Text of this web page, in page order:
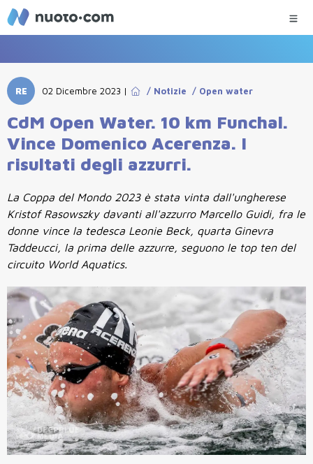
RE 02 Dicembre 2023 | / Notizie / Open water
CdM Open Water. 10 km Funchal.
Vince Domenico Acerenza. I
risultati degli azzurri.
La Coppa del Mondo 2023 è stata vinta dall'ungherese
Kristof Rasowszky davanti all'azzurro Marcello Guidi, fra le
donne vince la tedesca Leonie Beck, quarta Ginevra
Taddeucci, la prima delle azzurre, seguono le top ten del
circuito World Aquatics.